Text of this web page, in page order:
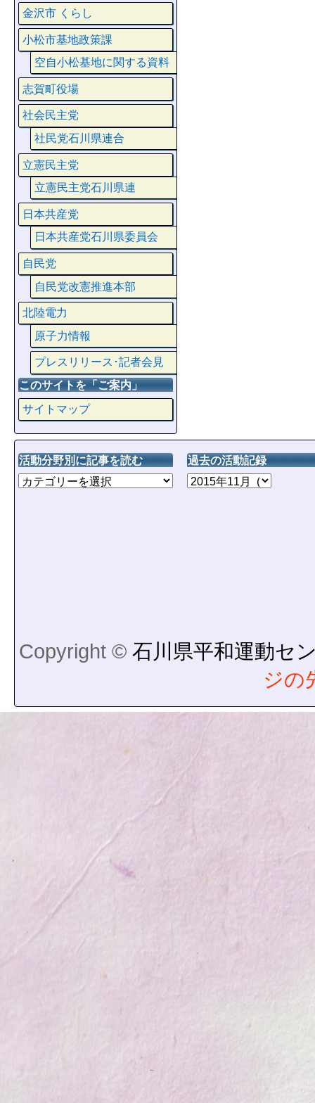
金沢市 くらし
小松市基地政策課
空自小松基地に関する資料
志賀町役場
社会民主党
社民党石川県連合
立憲民主党
立憲民主党石川県連
日本共産党
日本共産党石川県委員会
自民党
自民党改憲推進本部
北陸電力
原子力情報
プレスリリース･記者会見
このサイトを「ご案内」
サイトマップ
活動分野別に記事を読む 過去の活動記録
Copyright © 石川県平和運動セ
ジの